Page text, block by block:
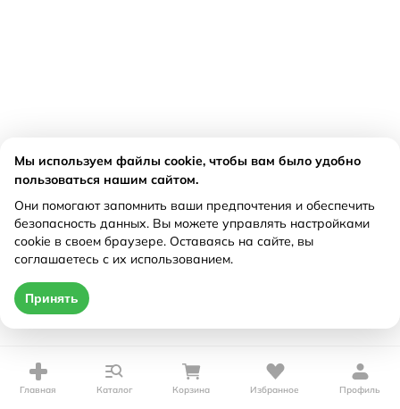
Главная Каталог Корзина Избранное Профиль
Мы используем файлы cookie, чтобы вам было удобно
пользоваться нашим сайтом.
Они помогают запомнить ваши предпочтения и обеспечить
безопасность данных. Вы можете управлять настройками
cookie в своем браузере. Оставаясь на сайте, вы
соглашаетесь с их использованием.
Принять